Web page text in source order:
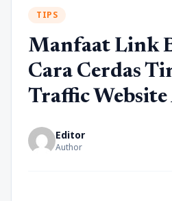
TIPS
Manfaat Link
Cara Cerdas
Traffic
Editor
Author